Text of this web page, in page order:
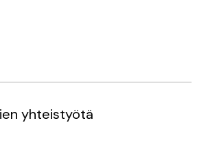
yhteistyötä